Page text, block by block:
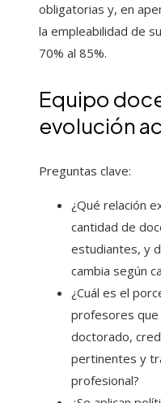
obligatorias y, en
la empleabilidad de
70% al 85%.
Equipo
evolución
Preguntas clave:
¿Qué relación
cantidad de
estudiantes, y
cambia según
¿Cuál es el
profesores que
doctorado,
pertinentes y
profesional?